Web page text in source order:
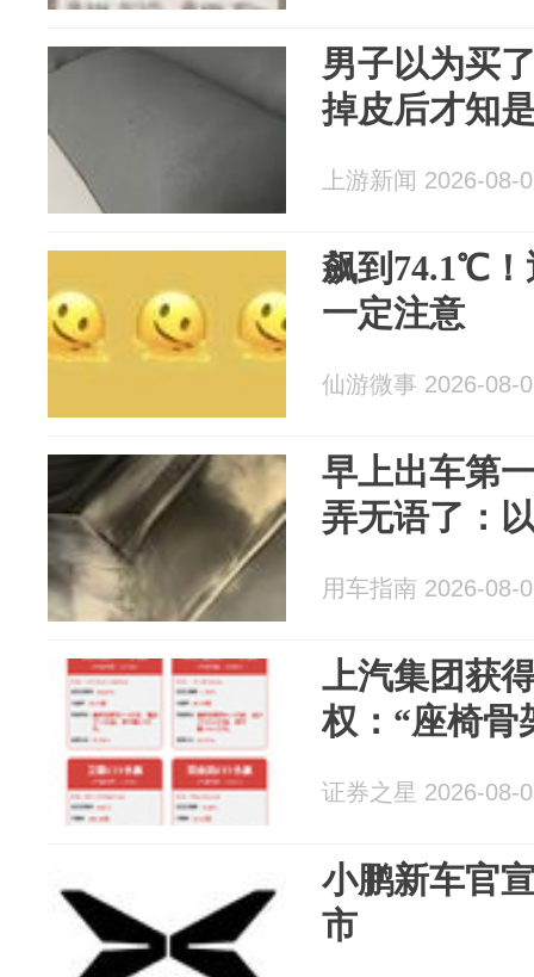
男子以为买
掉皮后才知
上游新闻 2026-08-
飙到74.1℃！
一定注意
仙游微事 2026-08-
早上出车第
弄无语了：
用车指南 2026-08-
上汽集团获
权：“座椅骨
证券之星 2026-08-
小鹏新车官
市